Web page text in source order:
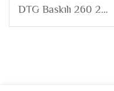
DTG Baskılı 260 280
Gsm Crew Yaka Kısa